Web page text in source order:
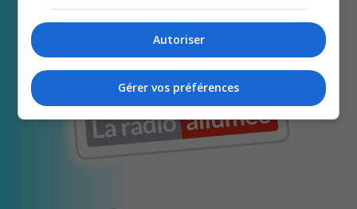
Autoriser
Gérer vos préférences